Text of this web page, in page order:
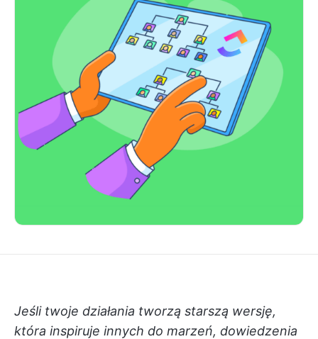
Jeśli twoje działania tworzą starszą wersję,
która inspiruje innych do marzeń, dowiedzenia